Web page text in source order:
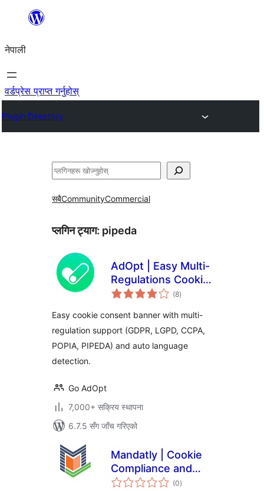
सामग्रीमा
नेपाली
वर्डप्रेस प्राप्त गर्नुहोस्
Plugin Directory
खोज्नुहोस्
सबैCommunityCommercial
प्लगिन ट्याग: pipeda
AdOpt | Easy Multi-
Regulations Cookie
Banner.
(8कुल
रेटिङ्गहरू
)
Easy cookie consent banner with multi-
regulation support (GDPR, LGPD, CCPA,
POPIA, PIPEDA) and auto language
detection.
Go AdOpt
7,000+ सक्रिय स्थापना
6.7.5 सँग जाँच गरिएको
Mandatly | Cookie
Compliance and
Consent solution
(0कुल
रेटिङ्गहरू
)